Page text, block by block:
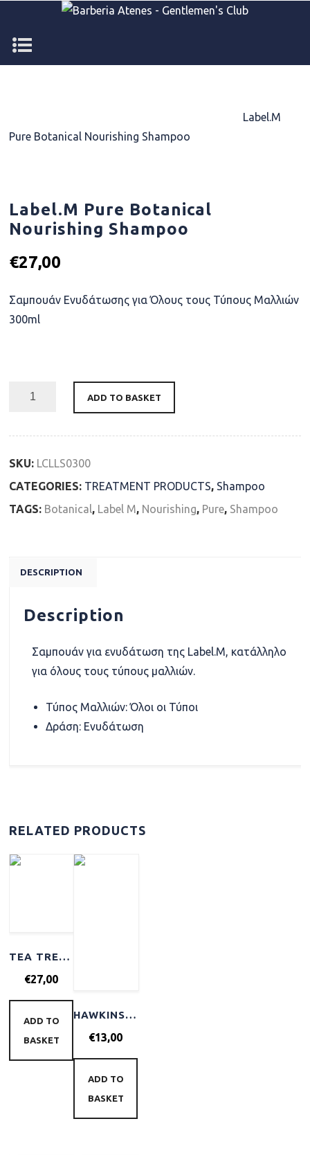
Label.M
Pure Botanical Nourishing Shampoo
Label.M Pure Botanical
Nourishing Shampoo
€27,00
Σαμπουάν Ενυδάτωσης για Όλους τους Τύπους Μαλλιών
300ml
ADD TO BASKET
SKU: LCLLS0300
CATEGORIES: TREATMENT PRODUCTS, Shampoo
TAGS: Botanical, Label M, Nourishing, Pure, Shampoo
DESCRIPTION
Description
Σαμπουάν για ενυδάτωση της Label.M, κατάλληλο
για όλους τους τύπους μαλλιών.
Τύπος Μαλλιών: Όλοι οι Τύποι
Δράση: Ενυδάτωση
RELATED PRODUCTS
TEA TREE SCALP CARE ANTI THINNING SHAMPOO 300ML
€27,00
ADD TO
BASKET
HAWKINS & BRIMBLE HAIR WATER POMADE FIRM HOLD 100ML
€13,00
ADD TO
BASKET